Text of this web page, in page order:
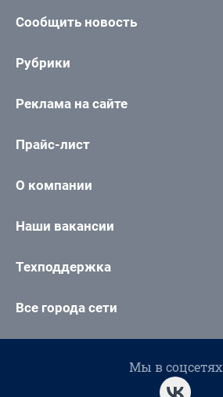
Сообщить новость
Рубрики
Реклама на сайте
Прайс-лист
О компании
Наши вакансии
Техподдержка
Все города сети
Мы в соцсетях